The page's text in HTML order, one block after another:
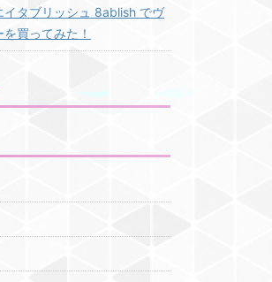
イタブリッシュ 8ablish でヴ
買ってみた！